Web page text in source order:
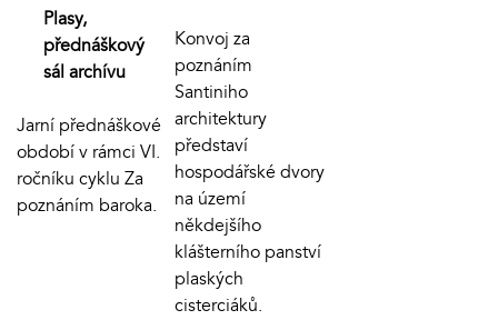
Plasy,
přednáškový
sál archívu
Jarní přednáškové
období v rámci VI.
ročníku cyklu Za
poznáním baroka.
Konvoj za
poznáním
Santiniho
architektury
představí
hospodářské dvory
na území
někdejšího
klášterního panství
plaských
cisterciáků.